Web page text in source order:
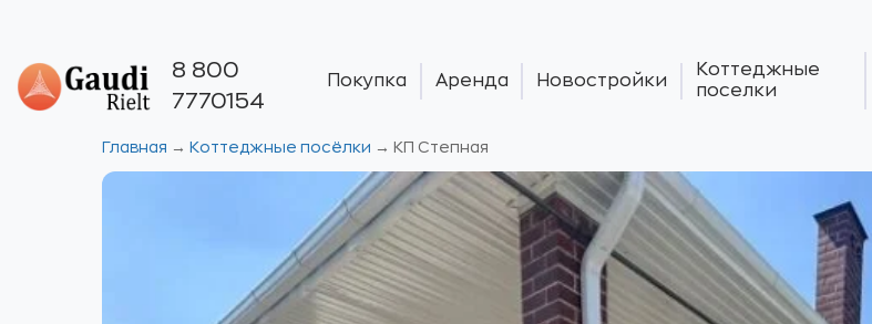
8 800
7770154
Покупка Аренда Новостройки
Коттеджные
поселки
Главная → Коттеджные посёлки → КП Степная